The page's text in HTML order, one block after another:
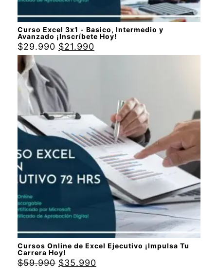
Curso Excel 3x1 - Basico, Intermedio y
Avanzado ¡Inscríbete Hoy!
$29.990 $21.990
Cursos Online de Excel Ejecutivo ¡Impulsa Tu
Carrera Hoy!
$59.990 $35.990